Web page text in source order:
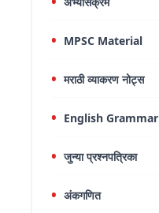
MPSC Material
मराठी व्याकरण नोट्स
English Grammar
जुन्या प्रश्नपत्रिका
अंकगणित